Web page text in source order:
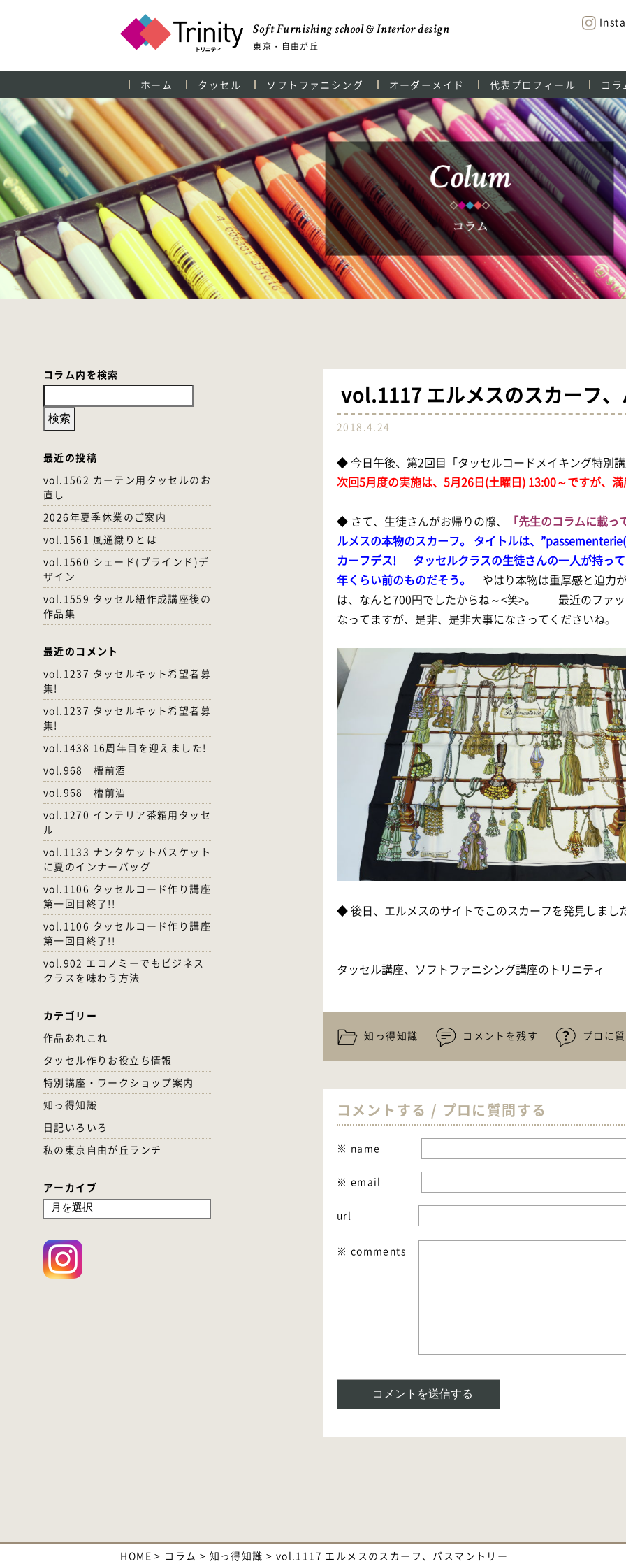
Soft Furnishing school & Interior design
東京・自由が丘
ホーム タッセル ソフトファニシング オーダーメイド 代表プロフィール コラ
コラム内を検索
最近の投稿
vol.1562 カーテン用タッセルのお
直し
2026年夏季休業のご案内
vol.1561 風通織りとは
vol.1560 シェード(ブラインド)デ
ザイン
vol.1559 タッセル紐作成講座後の
作品集
最近のコメント
vol.1237 タッセルキット希望者募
集!
vol.1237 タッセルキット希望者募
集!
vol.1438 16周年目を迎えました!
vol.968 槽前酒
vol.968 槽前酒
vol.1270 インテリア茶箱用タッセ
ル
vol.1133 ナンタケットバスケット
に夏のインナーバッグ
vol.1106 タッセルコード作り講座
第一回目終了!!
vol.1106 タッセルコード作り講座
第一回目終了!!
vol.902 エコノミーでもビジネス
クラスを味わう方法
カテゴリー
作品あれこれ
タッセル作りお役立ち情報
特別講座・ワークショップ案内
知っ得知識
日記いろいろ
私の東京自由が丘ランチ
アーカイブ
vol.1117 エルメスのスカーフ
2018.4.24
◆ 今日午後、第2回目「タッセルコードメイキング特
次回5月度の実施は、5月26日(土曜日) 13:00～ですが、
◆ さて、生徒さんがお帰りの際、 「先生のコラムに載っ
ルメスの本物のスカーフ。 タイトルは、
カーフデス! タッセルクラスの生徒さんの一人が持っ
年くらい前のものだそう。 やはり本物は重厚感と迫力
は、なんと700円でしたからね～<笑>。 最近のファ
なってますが、是非、是非大事になさってくださいね。
◆ 後日、エルメスのサイトでこのスカーフを発見しま
タッセル講座、ソフトファニシング講座のトリニティ
知っ得知識 コメントを残す プロに
コメントする / プロに質問する
※ name
※ email
url
※ comments
HOME > コラム > 知っ得知識 > vol.1117 エルメスのスカーフ、パスマントリー